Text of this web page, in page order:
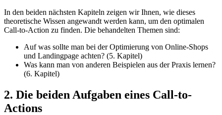
In den beiden nächsten Kapiteln zeigen wir Ihnen, wie dieses
theoretische Wissen angewandt werden kann, um den optimalen
Call-to-Action zu finden. Die behandelten Themen sind:
Auf was sollte man bei der Optimierung von Online-Shops
und Landingpage achten? (5. Kapitel)
Was kann man von anderen Beispielen aus der Praxis lernen?
(6. Kapitel)
2. Die beiden Aufgaben eines Call-to-
Actions